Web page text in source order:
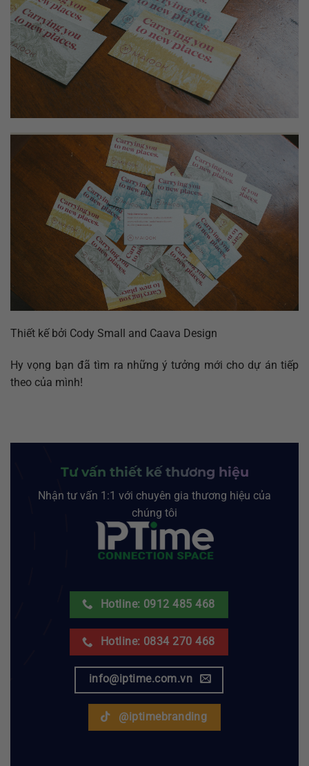
Thiết kế bởi Cody Small and Caava Design
Hy vọng bạn đã tìm ra những ý tưởng mới cho dự án tiếp
theo của mình!
Tư vấn thiết kế thương hiệu
Nhận tư vấn 1:1 với chuyên gia thương hiệu của
chúng tôi
Hotline: 0912 485 468
Hotline: 0834 270 468
info@iptime.com.vn
@iptimebranding